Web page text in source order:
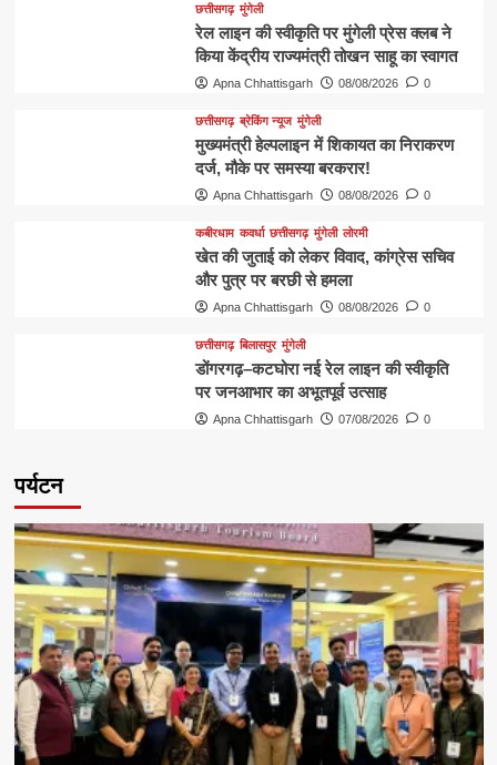
छत्तीसगढ़ मुंगेली
रेल लाइन की स्वीकृति पर मुंगेली प्रेस क्लब ने
किया केंद्रीय राज्यमंत्री तोखन साहू का स्वागत
Apna Chhattisgarh 08/08/2026 0
छत्तीसगढ़ ब्रेकिंग न्यूज मुंगेली
मुख्यमंत्री हेल्पलाइन में शिकायत का निराकरण
दर्ज, मौके पर समस्या बरकरार!
Apna Chhattisgarh 08/08/2026 0
कबीरधाम कवर्धा छत्तीसगढ़ मुंगेली लोरमी
खेत की जुताई को लेकर विवाद, कांग्रेस सचिव
और पुत्र पर बरछी से हमला
Apna Chhattisgarh 08/08/2026 0
छत्तीसगढ़ बिलासपुर मुंगेली
डोंगरगढ़–कटघोरा नई रेल लाइन की स्वीकृति
पर जनआभार का अभूतपूर्व उत्साह
Apna Chhattisgarh 07/08/2026 0
पर्यटन